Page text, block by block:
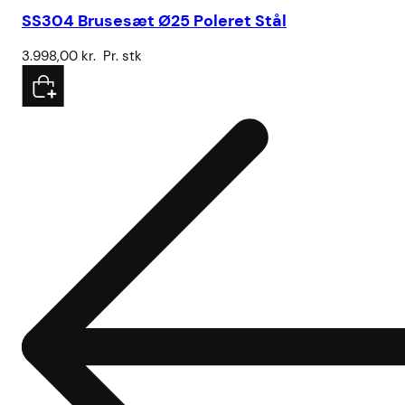
SS304 Brusesæt Ø25 Poleret Stål
3.998,00 kr. Pr. stk